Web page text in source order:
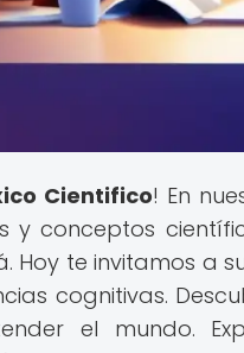
Cientifico! En
y conceptos
Hoy te invitamos a
cognitivas.
el mundo.